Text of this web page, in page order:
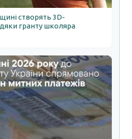
створять 3D-
гранту школяра